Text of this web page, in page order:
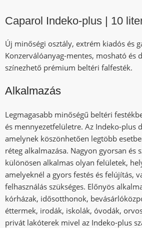
Caparol Indeko-plus | 10
Új minőségi osztály, extrém kiadós és
Konzerválóanyag-mentes, mosható és
színezhető prémium beltéri falfesték.
Alkalmazás
Legmagasabb minőségű beltéri
és mennyezetfelületre. Az Indeko-plus
amelynek köszönhetően legtöbb
réteg alkalmazása. Nagyon gyorsan és
különösen alkalmas olyan felületek,
amelyeknél a gyors festés és felújítás,
felhasználás szükséges. Előnyös
kórházak, idősotthonok,
éttermek, irodák, iskolák, óvodák,
privát lakóterek mivel az Indeko-plus